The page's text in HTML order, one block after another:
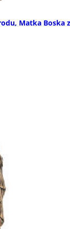
Matka Boska z